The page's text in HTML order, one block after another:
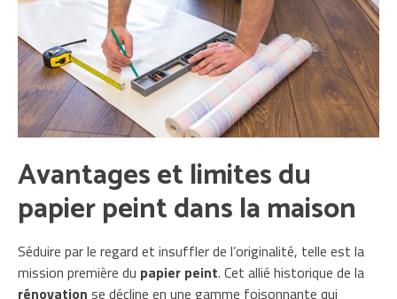
Avantages et limites du
papier peint dans la maison
Séduire par le regard et insuffler de l’originalité, telle est la
mission première du papier peint. Cet allié historique de la
rénovation se décline en une gamme foisonnante qui